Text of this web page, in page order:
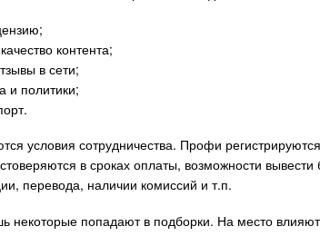
контента;
в сети;
и политики;
условия сотрудничества. Профи
в сроках оплаты, возможности
перевода, наличии комиссий и т.п.
некоторые попадают в подборки. На место